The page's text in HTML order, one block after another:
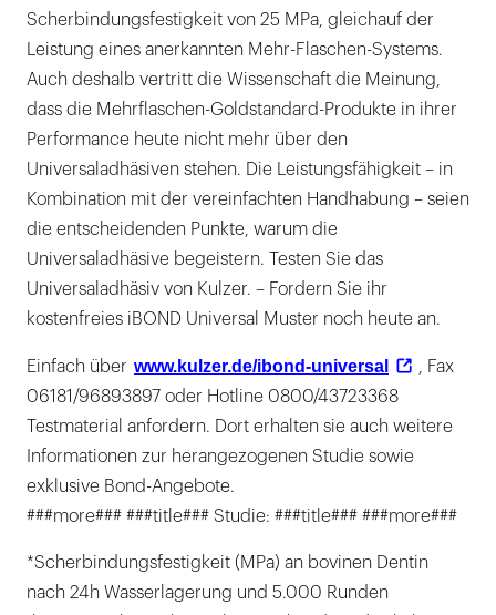
Scherbindungsfestigkeit von 25 MPa, gleichauf der
Leistung eines anerkannten Mehr-Flaschen-Systems.
Auch deshalb vertritt die Wissenschaft die Meinung,
dass die Mehrflaschen-Goldstandard-Produkte in ihrer
Performance heute nicht mehr über den
Universaladhäsiven stehen. Die Leistungsfähigkeit – in
Kombination mit der vereinfachten Handhabung – seien
die entscheidenden Punkte, warum die
Universaladhäsive begeistern. Testen Sie das
Universaladhäsiv von Kulzer. – Fordern Sie ihr
kostenfreies iBOND Universal Muster noch heute an.
Einfach über www.kulzer.de/ibond-universal
, Fax
06181/96893897 oder Hotline 0800/43723368
Testmaterial anfordern. Dort erhalten sie auch weitere
Informationen zur herangezogenen Studie sowie
exklusive Bond-Angebote.
###more### ###title### Studie: ###title### ###more###
*Scherbindungsfestigkeit (MPa) an bovinen Dentin
nach 24h Wasserlagerung und 5.000 Runden